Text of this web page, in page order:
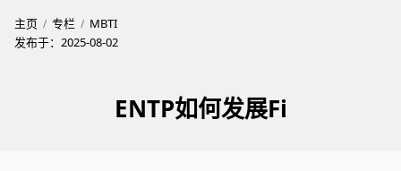
主页 专栏
MBTI
发布于： 2025-08-02
ENTP如何发展Fi